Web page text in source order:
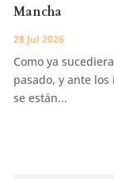
Mancha
28 Jul 2026
Como ya
pasado, y ante
se están...